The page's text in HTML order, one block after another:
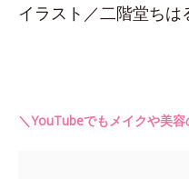
イラスト／二階堂ちは
＼YouTubeでもメイクや美